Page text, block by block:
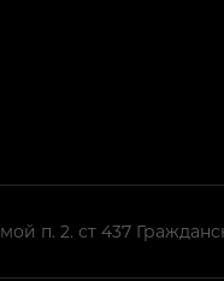
п. 2. ст 437